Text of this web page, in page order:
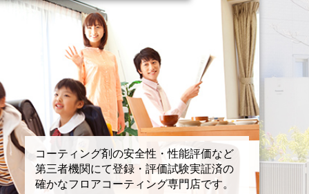
コーティング剤の安全性・性能評価など
第三者機関にて登録・評価試験実証済の
確かなフロアコーティング専門店です。